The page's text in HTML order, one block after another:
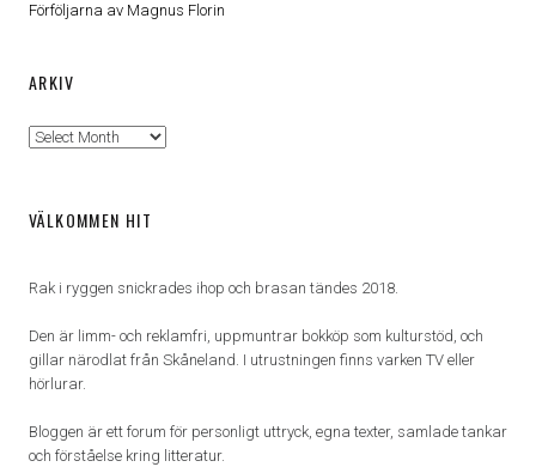
Förföljarna av Magnus Florin
ARKIV
Arkiv
VÄLKOMMEN HIT
Rak i ryggen snickrades ihop och brasan tändes 2018.
Den är limm- och reklamfri, uppmuntrar bokköp som kulturstöd, och
gillar närodlat från Skåneland. I utrustningen finns varken TV eller
hörlurar.
Bloggen är ett forum för personligt uttryck, egna texter, samlade tankar
och förståelse kring litteratur.